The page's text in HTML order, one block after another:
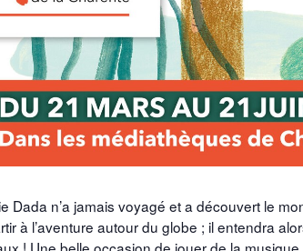
Dada n’a jamais voyagé et a découvert le
à l’aventure autour du globe ; il entendra